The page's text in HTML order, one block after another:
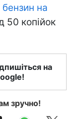
бензин на
50 копійок
на
зручно!